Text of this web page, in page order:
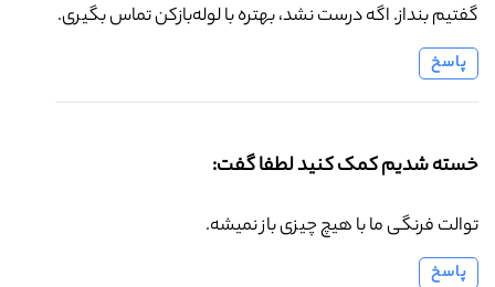
گفتیم بنداز. اگه درست نشد، بهتره با لوله‌بازکن تماس بگیری.
پاسخ
خسته شدیم کمک کنید لطفا گفت:
توالت فرنگی ما با هیچ چیزی باز نمیشه.
پاسخ